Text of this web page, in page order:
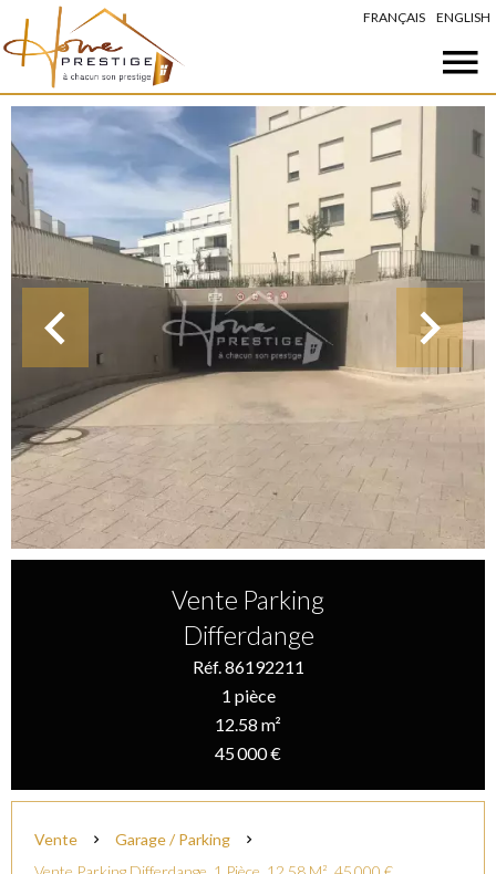
FRANÇAIS ENGLISH
Vente Parking
Differdange
Réf. 86192211
1 pièce
12.58 m²
45 000 €
Vente
Garage / Parking